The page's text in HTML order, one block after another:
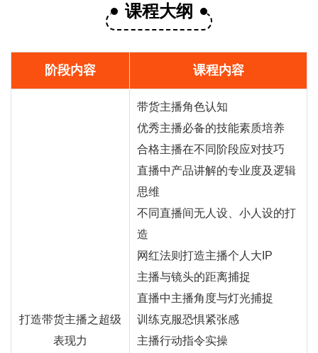
课程大纲
阶段内容 课程内容
打造带货主播之超级
表现力
带货主播角色认知
优秀主播必备的技能素质培养
合格主播在不同阶段应对技巧
直播中产品讲解的专业度及逻辑
思维
不同直播间无人设、小人设的打
造
网红法则打造主播个人大IP
主播与镜头的距离捕捉
直播中主播角度与灯光捕捉
训练克服恐惧紧张感
主播行动指令实操